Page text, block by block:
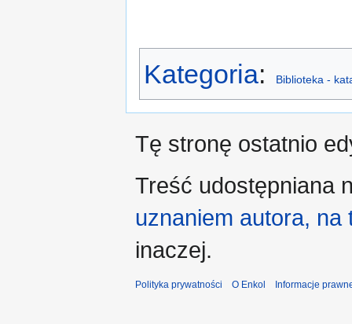
Kategoria: Biblioteka -
Tę stronę ostatnio
Treść udostępniana
uznaniem autora,
inaczej.
Polityka prywatności O Enkol Informacje